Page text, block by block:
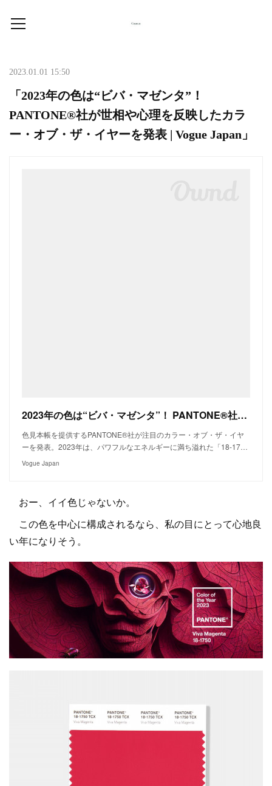
2023.01.01 15:50
「2023年の色は“ビバ・マゼンタ”！
PANTONE®社が世相や心理を反映したカラ
ー・オブ・ザ・イヤーを発表 | Vogue Japan」
2023年の色は“ビバ・マゼンタ”！ PANTONE®社が世相や心理を反映したカラー・オブ・ザ・イヤーを発表
色見本帳を提供するPANTONE®社が注目のカラー・オブ・ザ・イヤ
ーを発表。2023年は、パワフルなエネルギーに満ち溢れた「18-17…
Vogue Japan
おー、イイ色じゃないか。
この色を中心に構成されるなら、私の目にとって心地良
い年になりそう。